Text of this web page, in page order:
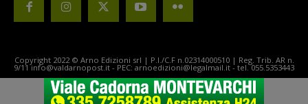
Copyright 2022 © Arno Edizioni srl | P.I./C.F n.02314000510 | Reg. Trib. AR n.
9/11 info@valdarnopost.it - PEC: arnoedizioni@legalmail.it - tel. 055.5353443